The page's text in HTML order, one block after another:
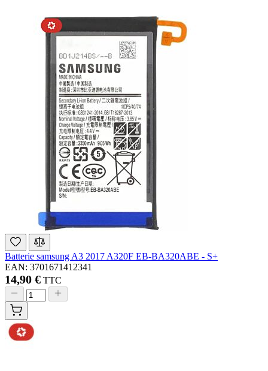
Batterie samsung A3 2017 A320F EB-BA320ABE - S+
EAN: 3701671412341
14,90 € TTC